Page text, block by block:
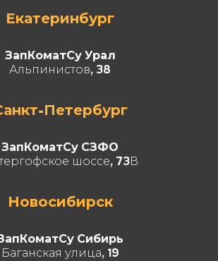
Екатеринбург
ЗапКоматСу Урал
Альпинистов, 38
Петербург
ЗапКоматСу СЗФО
шоссе, 73В
Новосибирск
Сибирь
Баганская улица, 19